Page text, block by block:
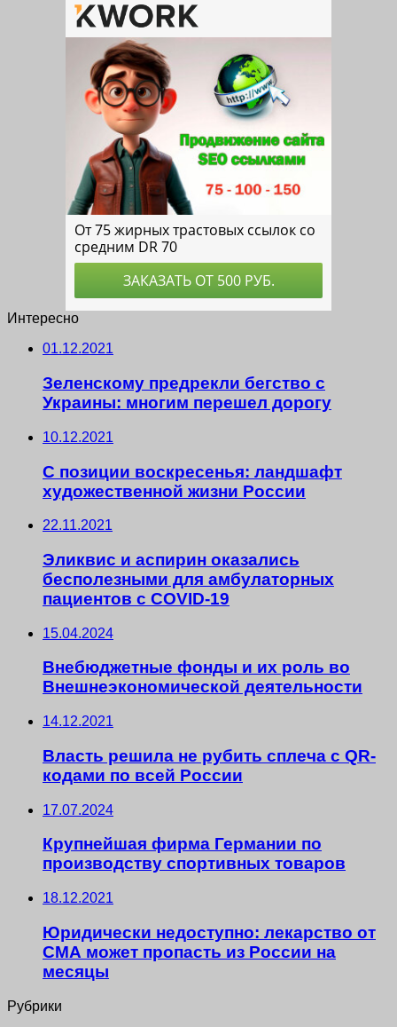
Интересно
01.12.2021
Зеленскому предрекли бегство с
Украины: многим перешел дорогу
10.12.2021
С позиции воскресенья: ландшафт
художественной жизни России
22.11.2021
Эликвис и аспирин оказались
бесполезными для амбулаторных
пациентов с COVID-19
15.04.2024
Внебюджетные фонды и их роль во
Внешнеэкономической деятельности
14.12.2021
Власть решила не рубить сплеча с QR-
кодами по всей России
17.07.2024
Крупнейшая фирма Германии по
производству спортивных товаров
18.12.2021
Юридически недоступно: лекарство от
СМА может пропасть из России на
месяцы
Рубрики